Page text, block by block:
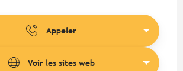
Appeler
Voir les sites web